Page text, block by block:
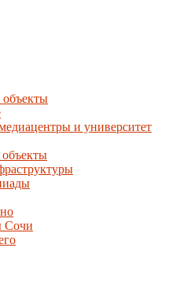
и университет
Сочи